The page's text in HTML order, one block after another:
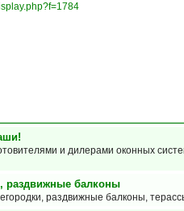
и дилерами оконных
раздвижные балконы
раздвижные балконы,